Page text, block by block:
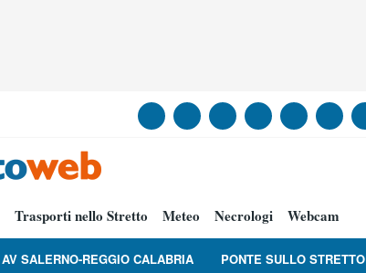
Trasporti nello Stretto Meteo Necrologi Webcam
AV SALERNO-REGGIO CALABRIA PONTE SULLO STRETTO